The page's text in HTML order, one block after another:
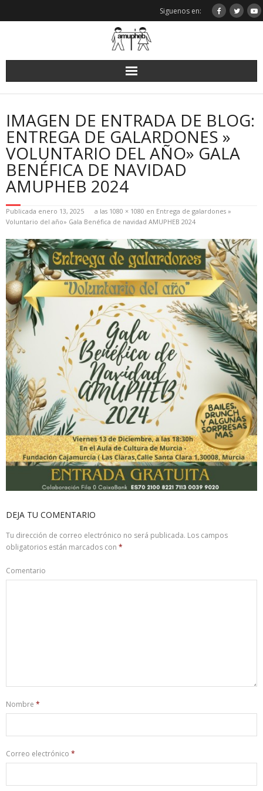
Siguenos en:
IMAGEN DE ENTRADA DE BLOG:
ENTREGA DE GALARDONES »
VOLUNTARIO DEL AÑO» GALA
BENÉFICA DE NAVIDAD
AMUPHEB 2024
Publicada enero 13, 2025 a las 1080 × 1080 en Entrega de galardones »
Voluntario del año» Gala Benéfica de navidad AMUPHEB 2024
DEJA TU COMENTARIO
Tu dirección de correo electrónico no será publicada. Los campos
obligatorios están marcados con *
Comentario
Nombre *
Correo electrónico *